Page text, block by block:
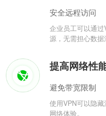
安全远程访问
企业员工可以通
源，无需担心数据
提高网络性
避免带宽限制
使用VPN可以隐
网络体验。